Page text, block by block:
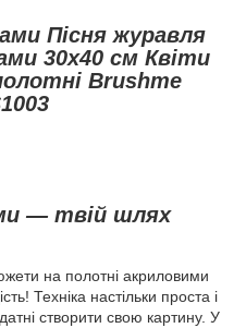
Пісня журавля
30х40 см Квіти
Brushme
— твій шлях
на полотні акриловими
Техніка настільки проста і
створити свою картину. У